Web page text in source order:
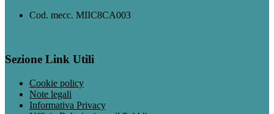
Cod. mecc. MIIC8CA003
Sezione Link Utili
Cookie policy
Note legali
Informativa Privacy